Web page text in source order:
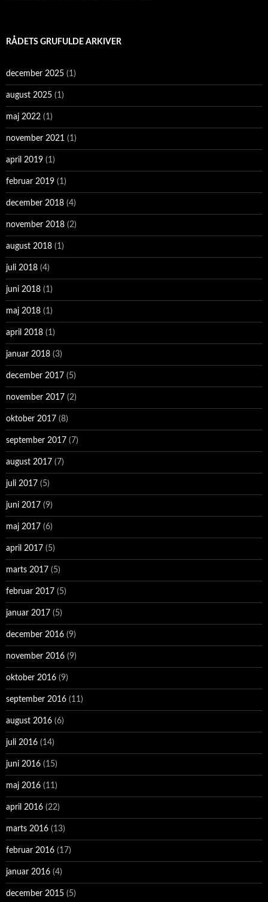
RÅDETS GRUFULDE ARKIVER
december 2025 (1)
august 2025 (1)
maj 2022 (1)
november 2021 (1)
april 2019 (1)
februar 2019 (1)
december 2018 (4)
november 2018 (2)
august 2018 (1)
juli 2018 (4)
juni 2018 (1)
maj 2018 (1)
april 2018 (1)
januar 2018 (3)
december 2017 (5)
november 2017 (2)
oktober 2017 (8)
september 2017 (7)
august 2017 (7)
juli 2017 (5)
juni 2017 (9)
maj 2017 (6)
april 2017 (5)
marts 2017 (5)
februar 2017 (5)
januar 2017 (5)
december 2016 (9)
november 2016 (9)
oktober 2016 (9)
september 2016 (11)
august 2016 (6)
juli 2016 (14)
juni 2016 (15)
maj 2016 (11)
april 2016 (22)
marts 2016 (13)
februar 2016 (17)
januar 2016 (4)
december 2015 (5)